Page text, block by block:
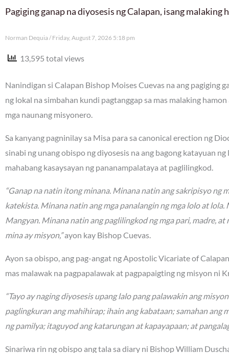
Pagiging ganap na diyosesis ng Calapan, isang malaking
Norman Dequia Friday, August 7, 2026 5:18 pm
13,595 total views
Nanindigan si Calapan Bishop Moises Cuevas na ang pagiging
ng lokal na simbahan kundi pagtanggap sa mas malaking
mga naunang misyonero.
Sa kanyang pagninilay sa Misa para sa canonical erection ng
sinabi ng unang obispo ng diyosesis na ang bagong katayuan
mahabang kasaysayan ng pananampalataya at paglilingkod.
“Ganap na natin itong minana. Minana natin ang sakripisyo ng
katekista. Minana natin ang mga panalangin ng mga lolo at
Mangyan. Minana natin ang paglilingkod ng mga pari, madre,
mina ay misyon,”ayon kay Bishop Cuevas.
Ayon sa obispo, ang pag-angat ng Apostolic Vicariate of
mas malawak na pagpapalawak at pagpapaigting ng misyon ni
“Tayo ay naging diyosesis upang lalo pang palawakin ang
paglingkuran ang mahihirap; ihain ang kabataan; samahan ang
ng pamilya; itaguyod ang katarungan at kapayapaan; at
Sinariwa rin ng obispo ang tala sa diary ni Bishop William